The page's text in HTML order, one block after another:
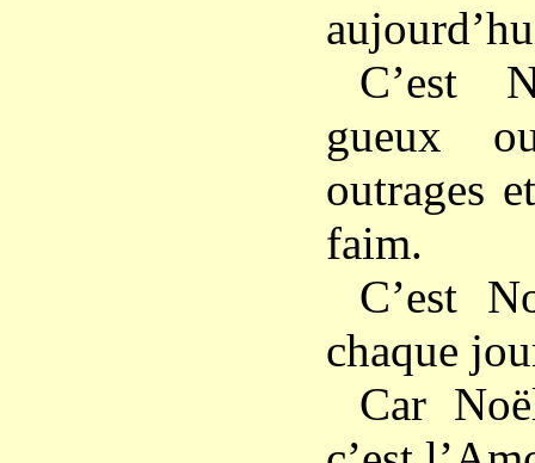
C’est
gueux
outrages
faim.
C’est
chaque
Car